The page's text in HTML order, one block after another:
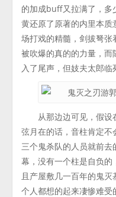
的加成buff又拉满了，多
黄还原了原著的内里本
场打戏的精髓，剑拔弩
被吹爆的真的的力量，
入了尾声，但妓夫太郎临
从那边边可见，假
弦月在的话，音柱肯定
三个鬼杀队的人员就前
幕，没有一个柱是自负
且产屋敷几一百年的鬼
个人都想的起来凄惨难